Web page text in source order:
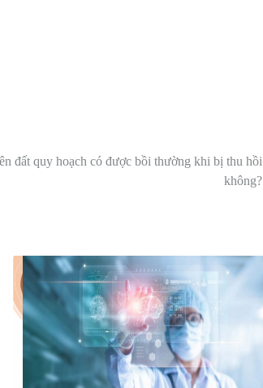
đất quy hoạch có được bồi thường khi bị thu hồi
không?